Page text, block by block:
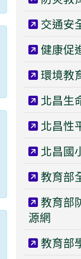
交通安
健康促
環境教
北昌生
北昌性
北昌國
教育部
教育部
源網
教育部